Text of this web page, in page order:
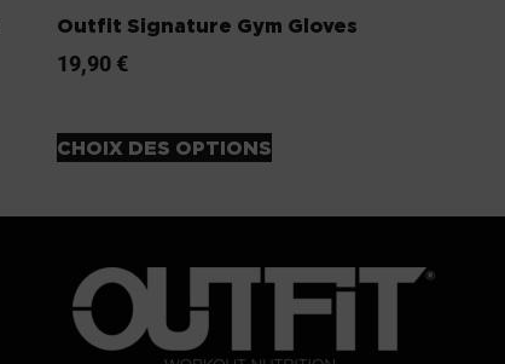
Outfit Signature Gym Gloves
19,90 €
CHOIX DES OPTIONS